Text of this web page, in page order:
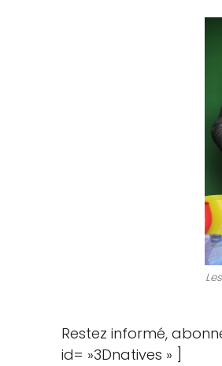
Restez informé,
id= »3Dnatives » ]